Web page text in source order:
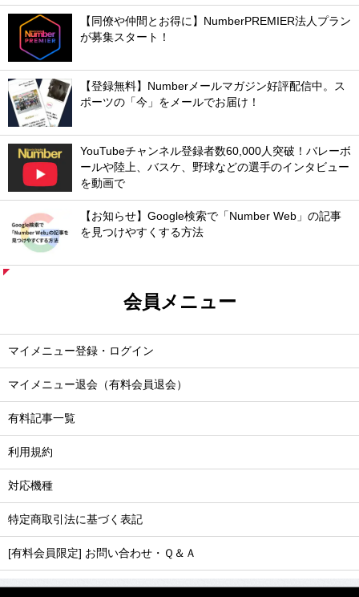
【同僚や仲間とお得に】NumberPREMIER法人プラン
が募集スタート！
【登録無料】Numberメールマガジン好評配信中。ス
ポーツの「今」をメールでお届け！
YouTubeチャンネル登録者数60,000人突破！バレーボ
ールや陸上、バスケ、野球などの選手のインタビュー
を動画で
【お知らせ】Google検索で「Number Web」の記事
を見つけやすくする方法
会員メニュー
マイメニュー登録・ログイン
マイメニュー退会（有料会員退会）
有料記事一覧
利用規約
対応機種
特定商取引法に基づく表記
[有料会員限定] お問い合わせ・Ｑ＆Ａ